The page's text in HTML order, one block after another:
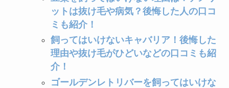
ットは抜け毛や病気？後悔した人の口コ
ミも紹介！
飼ってはいけないキャバリア！後悔した
理由や抜け毛がひどいなどの口コミも紹
介！
ゴールデンレトリバーを飼ってはいけな